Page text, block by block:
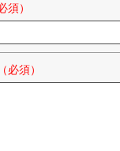
須）
（必須）